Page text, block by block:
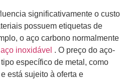
significativamente o custo
possuem etiquetas de
o aço carbono normalmente
aço inoxidável . O preço do aço-
específico de metal, como
está sujeito à oferta e